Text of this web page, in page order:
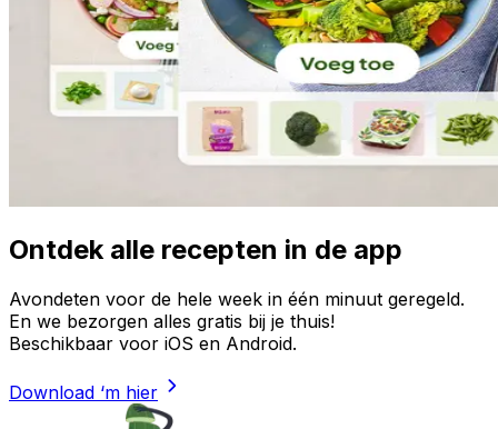
Ontdek alle recepten in de app
Avondeten voor de hele week in één minuut geregeld.
En we bezorgen alles gratis bij je thuis!
Beschikbaar voor iOS en Android.
Download ‘m hier